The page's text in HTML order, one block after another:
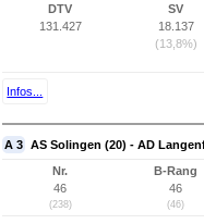
DTV
131.427
SV
18.137
(13,8%)
Infos...
A 3 AS Solingen (20) - AD
Nr.
46
(238)
B-Rang
46
(46)